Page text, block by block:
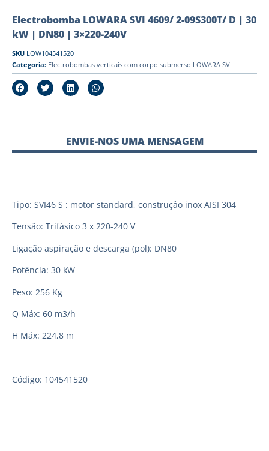
Electrobomba LOWARA SVI 4609/ 2-09S300T/ D | 30
kW | DN80 | 3×220-240V
SKU LOW104541520
Categoria: Electrobombas verticais com corpo submerso LOWARA SVI
ENVIE-NOS UMA MENSAGEM
Tipo: SVI46 S : motor standard, construçâo inox AISI 304
Tensão: Trifásico 3 x 220-240 V
Ligação aspiração e descarga (pol): DN80
Potência: 30 kW
Peso: 256 Kg
Q Máx: 60 m3/h
H Máx: 224,8 m
Código: 104541520